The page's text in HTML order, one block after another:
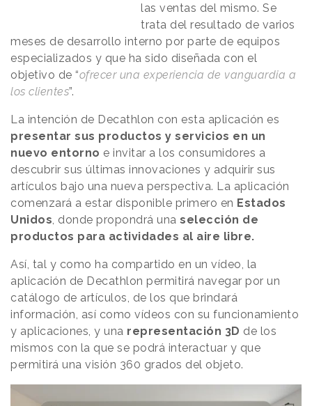
las ventas del mismo. Se
trata del resultado de varios
meses de desarrollo interno por parte de equipos
especializados y que ha sido diseñada con el
objetivo de “ofrecer una experiencia de vanguardia a
los clientes”.
La intención de Decathlon con esta aplicación es
presentar sus productos y servicios en un
nuevo entorno e invitar a los consumidores a
descubrir sus últimas innovaciones y adquirir sus
artículos bajo una nueva perspectiva. La aplicación
comenzará a estar disponible primero en Estados
Unidos , donde propondrá una selección de
productos para actividades al aire libre.
Así, tal y como ha compartido en un vídeo, la
aplicación de Decathlon permitirá navegar por un
catálogo de artículos, de los que brindará
información, así como vídeos con su funcionamiento
y aplicaciones, y una representación 3D de los
mismos con la que se podrá interactuar y que
permitirá una visión 360 grados del objeto.